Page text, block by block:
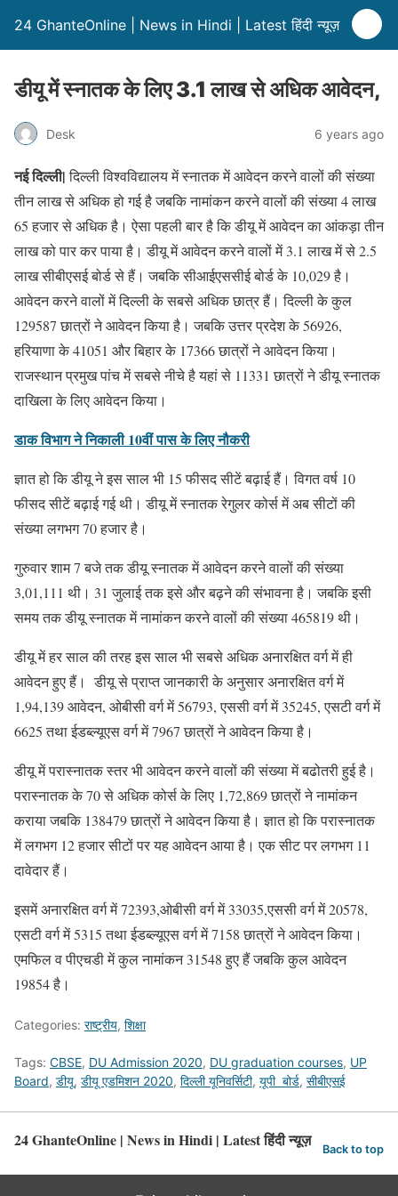
24 GhanteOnline | News in Hindi | Latest हिंदी न्यूज़
डीयू में स्नातक के लिए 3.1 लाख से अधिक आवेदन,
Desk 6 years ago
नई दिल्ली|दिल्ली विश्वविद्यालय में स्नातक में आवेदन करने वालों की संख्या
तीन लाख से अधिक हो गई है जबकि नामांकन करने वालों की संख्या 4 लाख
65 हजार से अधिक है। ऐसा पहली बार है कि डीयू में आवेदन का आंकड़ा तीन
लाख को पार कर पाया है। डीयू में आवेदन करने वालों में 3.1 लाख में से 2.5
लाख सीबीएसई बोर्ड से हैं। जबकि सीआईएससीई बोर्ड के 10,029 है।
आवेदन करने वालों में दिल्ली के सबसे अधिक छात्र हैं। दिल्ली के कुल
129587 छात्रों ने आवेदन किया है। जबकि उत्तर प्रदेश के 56926,
हरियाणा के 41051 और बिहार के 17366 छात्रों ने आवेदन किया।
राजस्थान प्रमुख पांच में सबसे नीचे है यहां से 11331 छात्रों ने डीयू स्नातक
दाखिला के लिए आवेदन किया।
डाक विभाग ने निकाली 10वीं पास के लिए नौकरी
ज्ञात हो कि डीयू ने इस साल भी 15 फीसद सीटें बढ़ाई हैं। विगत वर्ष 10
फीसद सीटें बढ़ाई गई थी। डीयू में स्नातक रेगुलर कोर्स में अब सीटों की
संख्या लगभग 70 हजार है।
गुरुवार शाम 7 बजे तक डीयू स्नातक में आवेदन करने वालों की संख्या
3,01,111 थी। 31 जुलाई तक इसे और बढ़ने की संभावना है। जबकि इसी
समय तक डीयू स्नातक में नामांकन करने वालों की संख्या 465819 थी।
डीयू में हर साल की तरह इस साल भी सबसे अधिक अनारक्षित वर्ग में ही
आवेदन हुए हैं। डीयू से प्राप्त जानकारी के अनुसार अनारक्षित वर्ग में
1,94,139 आवेदन, ओबीसी वर्ग में 56793, एससी वर्ग में 35245, एसटी वर्ग में
6625 तथा ईडब्ल्यूएस वर्ग में 7967 छात्रों ने आवेदन किया है।
डीयू में परास्नातक स्तर भी आवेदन करने वालों की संख्या में बढोतरी हुई है।
परास्नातक के 70 से अधिक कोर्स के लिए 1,72,869 छात्रों ने नामांकन
कराया जबकि 138479 छात्रों ने आवेदन किया है। ज्ञात हो कि परास्नातक
में लगभग 12 हजार सीटों पर यह आवेदन आया है। एक सीट पर लगभग 11
दावेदार हैं।
इसमें अनारक्षित वर्ग में 72393,ओबीसी वर्ग में 33035,एससी वर्ग में 20578,
एसटी वर्ग में 5315 तथा ईडब्ल्यूएस वर्ग में 7158 छात्रों ने आवेदन किया।
एमफिल व पीएचडी में कुल नामांकन 31548 हुए हैं जबकि कुल आवेदन
19854 है।
Categories: राष्ट्रीय, शिक्षा
Tags: CBSE, DU Admission 2020, DU graduation courses, UP
Board, डीयू, डीयू एडमिशन 2020, दिल्‍ली यूनिवर्सिटी, यूपी बोर्ड, सीबीएसई
24 GhanteOnline | News in Hindi | Latest हिंदी न्यूज़ Back to top